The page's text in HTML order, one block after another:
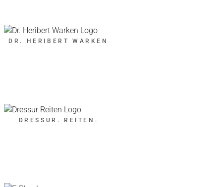
DR. HERIBERT WARKEN
DRESSUR. REITEN.